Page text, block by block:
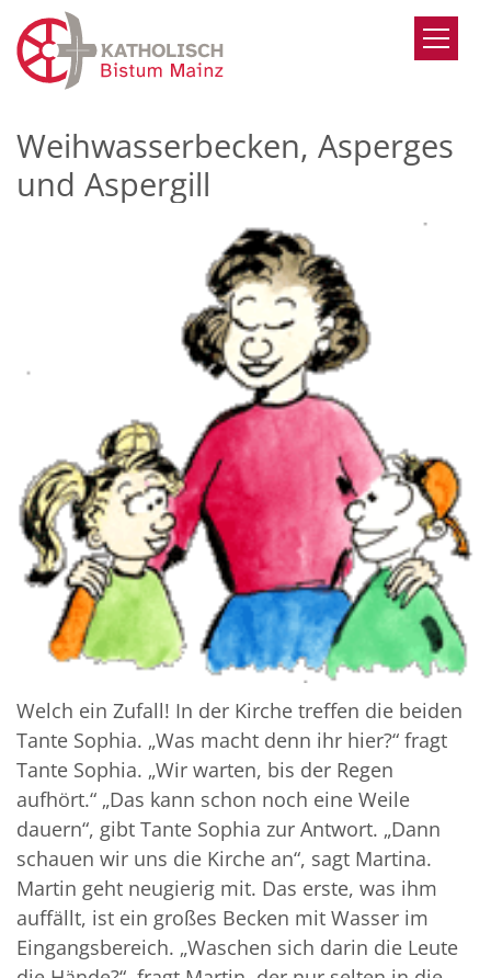
Zum Inhalt springen
Weihwasserbecken, Asperges
und Aspergill
Welch ein Zufall! In der Kirche treffen die beiden
Tante Sophia. „Was macht denn ihr hier?“ fragt
Tante Sophia. „Wir warten, bis der Regen
aufhört.“ „Das kann schon noch eine Weile
dauern“, gibt Tante Sophia zur Antwort. „Dann
schauen wir uns die Kirche an“, sagt Martina.
Martin geht neugierig mit. Das erste, was ihm
auffällt, ist ein großes Becken mit Wasser im
Eingangsbereich. „Waschen sich darin die Leute